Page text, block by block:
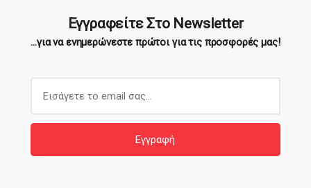
Εγγραφείτε Στο Newsletter
...για να ενημερώνεστε πρώτοι για τις προσφορές μας!
l
Εγγραφή